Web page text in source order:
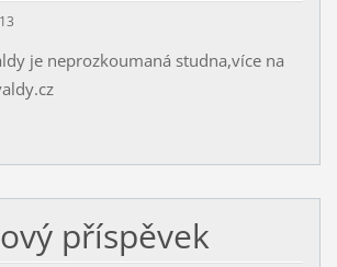
je neprozkoumaná studna,více na
příspěvek